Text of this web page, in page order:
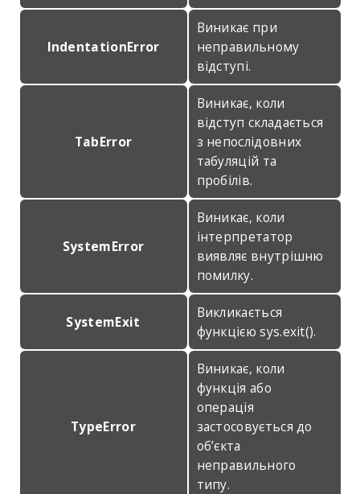
IndentationError
Виникає при
неправильному
відступі.
TabError
Виникає, коли
відступ складається
з непослідовних
табуляцій та
пробілів.
SystemError
Виникає, коли
інтерпретатор
виявляє внутрішню
помилку.
SystemExit
Викликається
функцією sys.exit().
TypeError
Виникає, коли
функція або
операція
застосовується до
об’єкта
неправильного
типу.